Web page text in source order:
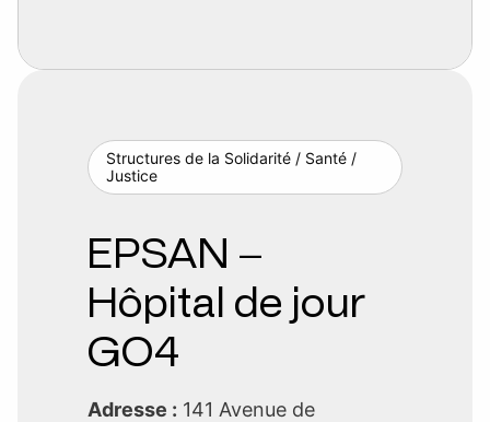
Structures de la Solidarité / Santé /
Justice
EPSAN –
Hôpital de jour
GO4
Adresse : 141 Avenue de